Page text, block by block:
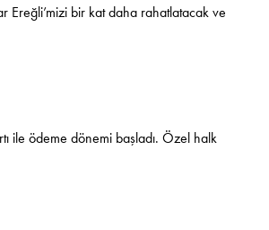
Ereğli’mizi bir kat daha rahatlatacak ve
ile ödeme dönemi başladı. Özel halk